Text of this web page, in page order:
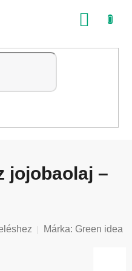
jojobaolaj –
Márka: Green idea